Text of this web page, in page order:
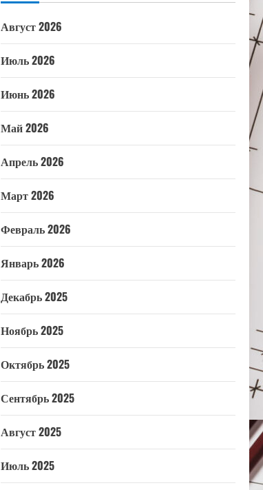
Август 2026
Июль 2026
Июнь 2026
Май 2026
Апрель 2026
Март 2026
Февраль 2026
Январь 2026
Декабрь 2025
Ноябрь 2025
Октябрь 2025
Сентябрь 2025
Август 2025
Июль 2025